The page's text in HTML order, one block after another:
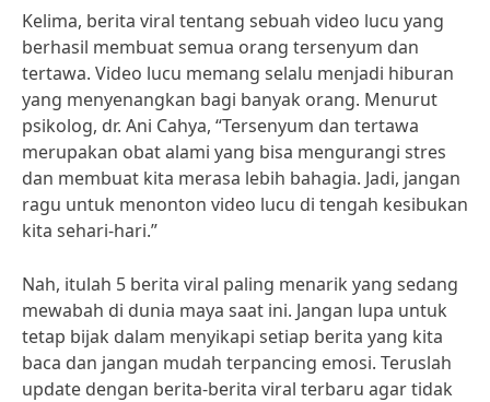
Kelima, berita viral tentang sebuah video lucu yang
berhasil membuat semua orang tersenyum dan
tertawa. Video lucu memang selalu menjadi hiburan
yang menyenangkan bagi banyak orang. Menurut
psikolog, dr. Ani Cahya, “Tersenyum dan tertawa
merupakan obat alami yang bisa mengurangi stres
dan membuat kita merasa lebih bahagia. Jadi, jangan
ragu untuk menonton video lucu di tengah kesibukan
kita sehari-hari.”
Nah, itulah 5 berita viral paling menarik yang sedang
mewabah di dunia maya saat ini. Jangan lupa untuk
tetap bijak dalam menyikapi setiap berita yang kita
baca dan jangan mudah terpancing emosi. Teruslah
update dengan berita-berita viral terbaru agar tidak